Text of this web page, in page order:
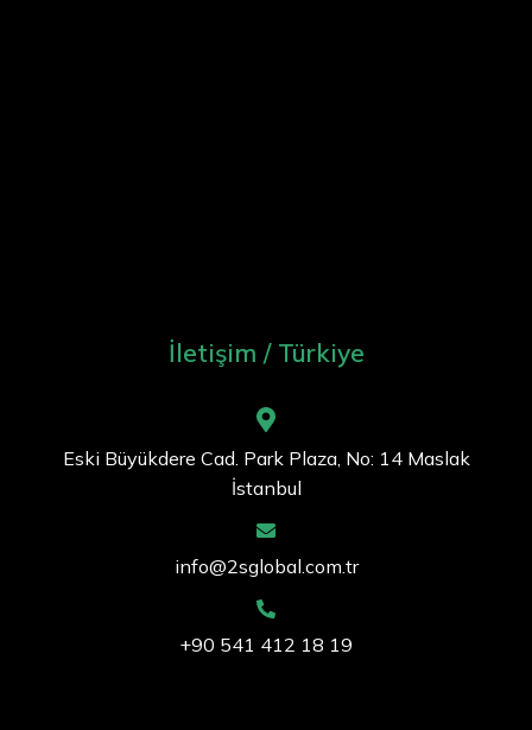
İletişim / Türkiye
Eski Büyükdere Cad. Park Plaza, No: 14 Maslak
İstanbul
info@2sglobal.com.tr
+90 541 412 18 19